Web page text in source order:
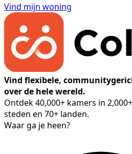
Vind mijn woning
Vind flexibele,
over de hele wereld.
Ontdek 40,000+ kamers in
steden en 70+ landen.
Waar ga je heen?